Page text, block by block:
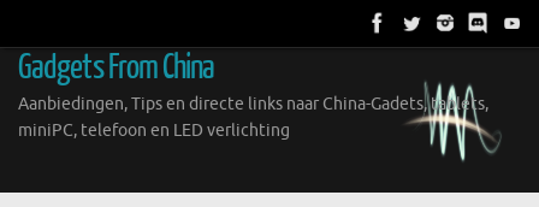
inhoud
Gadgets From China
Aanbiedingen, Tips en directe links naar China-Gadets, tablets,
miniPC, telefoon en LED verlichting